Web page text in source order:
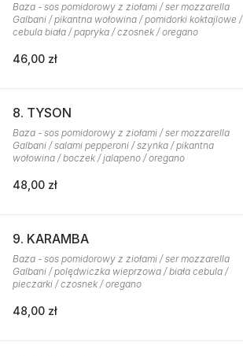
Baza - sos pomidorowy z ziołami / ser mozzarella
Galbani / pikantna wołowina / pomidorki koktajlowe /
cebula biała / papryka / czosnek / oregano
46,00 zł
8. TYSON
Baza - sos pomidorowy z ziołami / ser mozzarella
Galbani / salami pepperoni / szynka / pikantna
wołowina / boczek / jalapeno / oregano
48,00 zł
9. KARAMBA
Baza - sos pomidorowy z ziołami / ser mozzarella
Galbani / polędwiczka wieprzowa / biała cebula /
pieczarki / czosnek / oregano
48,00 zł